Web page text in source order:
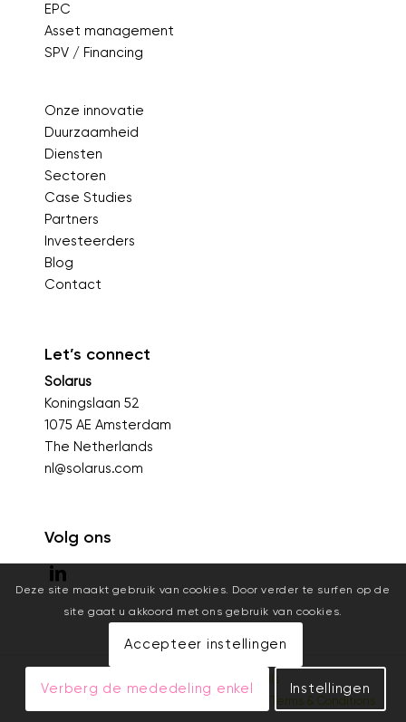
EPC
Asset management
SPV / Financing
Onze innovatie
Duurzaamheid
Diensten
Sectoren
Case Studies
Partners
Investeerders
Blog
Contact
Let’s connect
Solarus
Koningslaan 52
1075 AE Amsterdam
The Netherlands
nl@solarus.com
Volg ons
Website door Creative Skills
Terms & Conditions
Deze site maakt gebruik van cookies. Door verder te surfen op de
site gaat u akkoord met ons gebruik van cookies.
Accepteer instellingen
Verberg de mededeling enkel Instellingen